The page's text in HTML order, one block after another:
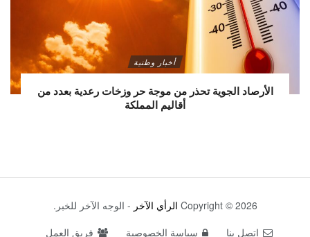
أخبار وطنية
الأرصاد الجوية تحذر من موجة حر وزخات رعدية بعدد من
أقاليم المملكة
Copyright © 2026 الرأي الآخر - الوجه الآخر للخبر.
اتصل بنا
سياسة الخصوصية فريق العمل